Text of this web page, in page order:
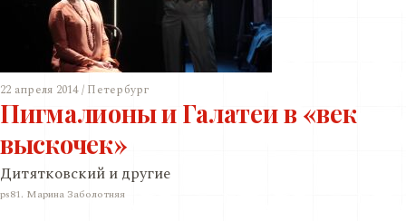
22 апреля 2014 / Петербург
Пигмалионы и Галатеи в «век
выскочек»
Дитятковский и другие
ps81. Марина Заболотняя